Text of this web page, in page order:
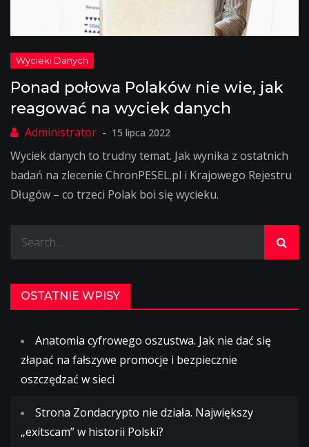
Ponad połowa Polaków nie wie, jak
reagować na wyciek danych
15 lipca 2022
Wyciek danych to trudny temat. Jak wynika z ostatnich
badań na zlecenie ChronPESEL.pl i Krajowego Rejestru
Długów – co trzeci Polak boi się wycieku.
OSTATNIE WPISY
Anatomia cyfrowego oszustwa. Jak nie dać się
złapać na fałszywe promocje i bezpiecznie
oszczędzać w sieci
Strona Zondacrypto nie działa. Największy
„exitscam” w historii Polski?